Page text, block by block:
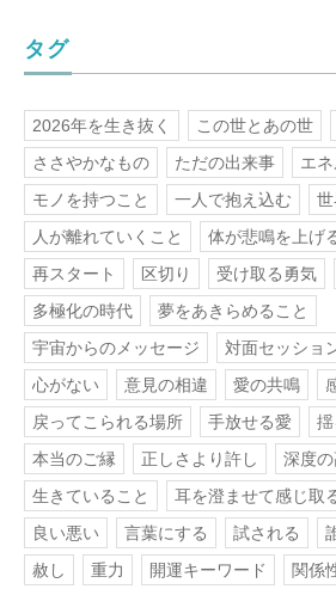
タグ
2026年を生き抜く この世とあの世
ささやかなもの
ただの出来事
エ
モノを持つこと
一人で抱え込む
人が離れていくこと
体が悲鳴を上げ
再スタート
区切り 受け取る勇気
多極化の時代
夢をあきらめること
宇宙からのメッセージ
対面セッショ
心がない
意見の相違 愛の共鳴
戻ってこられる場所
手放せる愛
本当のご縁
正しさより許し
深度
生きていること
耳を澄ませて感じ取
良い悪い
言葉にする 試される
赦し
重力 開運キーワード 関係